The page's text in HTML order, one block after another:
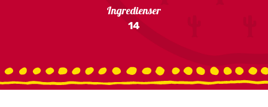
Ingredienser
14